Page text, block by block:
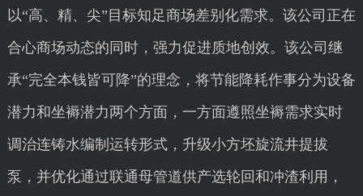
以“高、精、尖”目标知足商场差别化需求。该公司正在
合心商场动态的同时，强力促进质地创效。该公司继
承“完全本钱皆可降”的理念，将节能降耗作事分为设备
潜力和坐褥潜力两个方面，一方面遵照坐褥需求实时
调治连铸水编制运转形式，升级小方坯旋流井提拔
泵，并优化通过联通母管道供产选轮回和冲渣利用，